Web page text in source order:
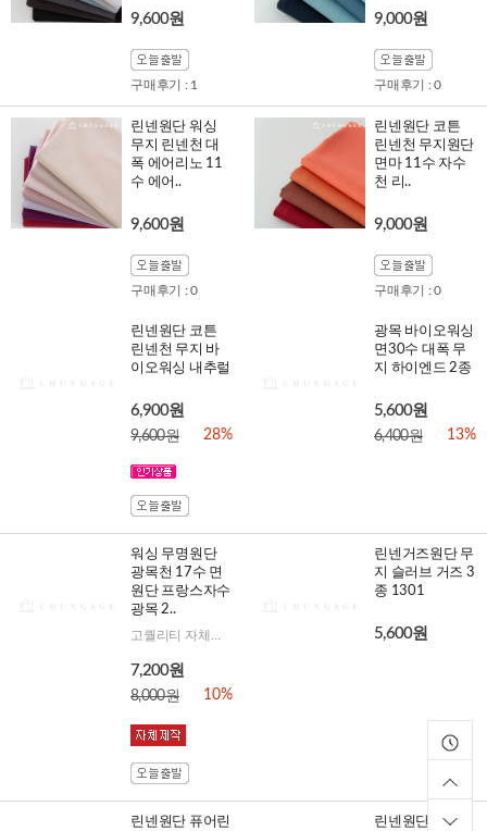
9,600원
구매후기 : 1
9,000원
구매후기 : 0
린넨원단 워싱
무지 린넨천 대
폭 에어리노 11
수 에어..
9,600원
구매후기 : 0
린넨원단 코튼
린넨천 무지원단
면마 11수 자수
천 리..
9,000원
구매후기 : 0
린넨원단 코튼
린넨천 무지 바
이오워싱 내추럴
6,900원
9,600원 28%
광목 바이오워싱
면30수 대폭 무
지 하이엔드 2종
5,600원
6,400원 13%
워싱 무명원단
광목천 17수 면
원단 프랑스자수
광목 2..
7,200원
8,000원 10%
린넨거즈원단 무
지 슬러브 거즈 3
종 1301
5,600원
린넨원단 퓨어린 린넨원단 워싱